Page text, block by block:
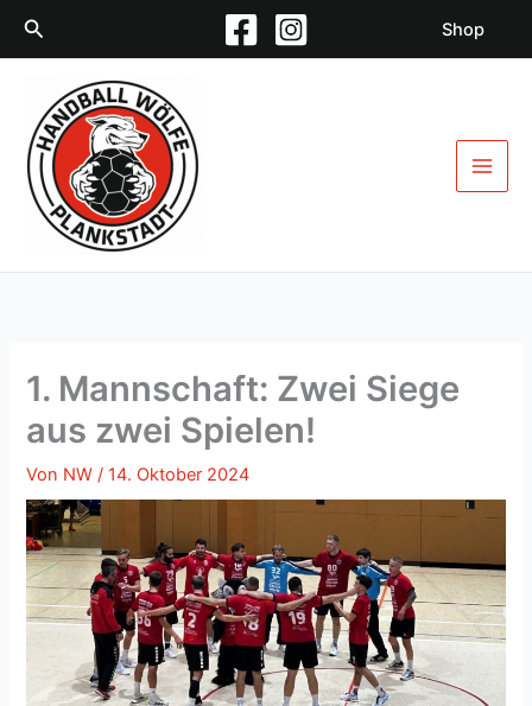
Inhalt
Suchen Shop
1. Mannschaft: Zwei Siege
aus zwei Spielen!
Von NW/14. Oktober 2024